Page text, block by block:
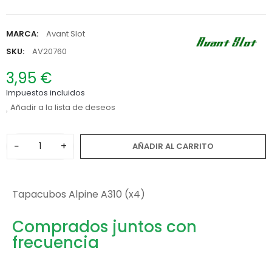
MARCA:
Avant Slot
SKU:
AV20760
3,95 €
Impuestos incluidos
Añadir a la lista de deseos
− + AÑADIR AL CARRITO
Tapacubos Alpine A310 (x4)
Comprados juntos con
frecuencia